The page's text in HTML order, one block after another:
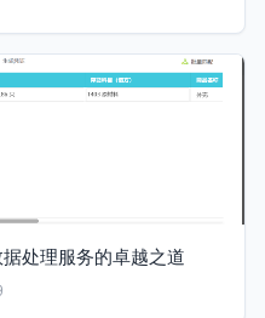
处理服务的卓越之道